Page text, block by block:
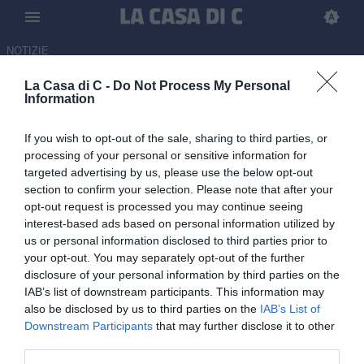
La Casa di C - Do Not Process My Personal
Information
If you wish to opt-out of the sale, sharing to third parties, or
processing of your personal or sensitive information for
targeted advertising by us, please use the below opt-out
section to confirm your selection. Please note that after your
opt-out request is processed you may continue seeing
interest-based ads based on personal information utilized by
us or personal information disclosed to third parties prior to
your opt-out. You may separately opt-out of the further
disclosure of your personal information by third parties on the
IAB’s list of downstream participants. This information may
also be disclosed by us to third parties on the IAB’s List of
Downstream Participants that may further disclose it to other
NOTIZIE
Inter, Berenbruch verso
09.07.2026 09:00 di Redazione
Berenbruch verso l'Utrecht: il Cagliari ha tentato l'affondo, ma gli
olandesi sono in pole per il talento classe 2005 dell'Inter U23